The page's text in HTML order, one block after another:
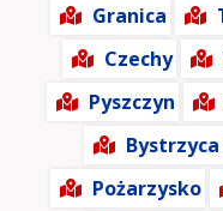
Granica
Czechy
Pyszczyn
Pożarzysko